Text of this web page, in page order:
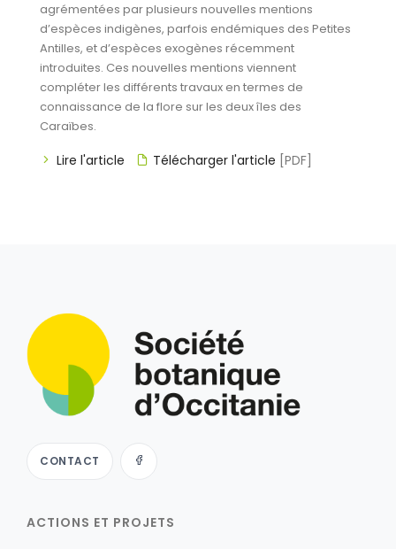
agrémentées par plusieurs nouvelles mentions
d’espèces indigènes, parfois endémiques des Petites
Antilles, et d’espèces exogènes récemment
introduites. Ces nouvelles mentions viennent
compléter les différents travaux en termes de
connaissance de la flore sur les deux îles des
Caraïbes.
Lire l'article Télécharger l'article [PDF]
CONTACT
ACTIONS ET PROJETS